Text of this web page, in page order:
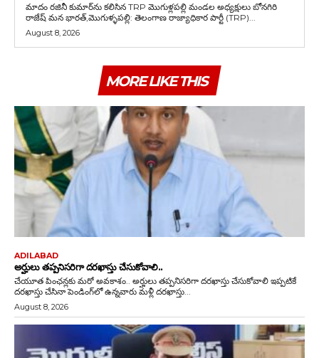
మాదం రజినీ కుమార్‌ను కలిసిన TRP మొగుళ్లపల్లి మండల అధ్యక్షులు బోనగిరి
రాజేష్ మన భారత్,మొగుళ్ళపల్లి: తెలంగాణ రాజ్యాధికార పార్టీ (TRP)...
August 8, 2026
MORE LIKE THIS
ADILABAD
అర్హులు తప్పనిసరిగా దరఖాస్తు చేసుకోవాలి..
చేయూత పింఛన్లకు మరో అవకాశం.. అర్హులు తప్పనిసరిగా దరఖాస్తు చేసుకోవాలి ఇప్పటికే
దరఖాస్తు చేసినా పెండింగ్‌లో ఉన్నవారు మళ్లీ దరఖాస్తు...
August 8, 2026